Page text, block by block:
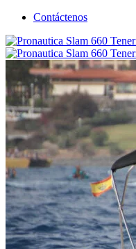
Contáctenos